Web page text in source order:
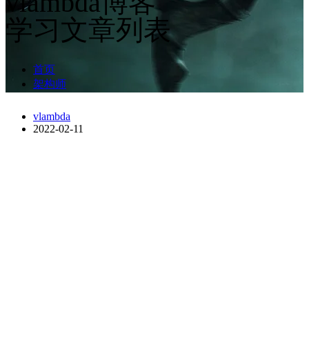
学习文章列表
首页
架构师
vlambda
2022-02-11